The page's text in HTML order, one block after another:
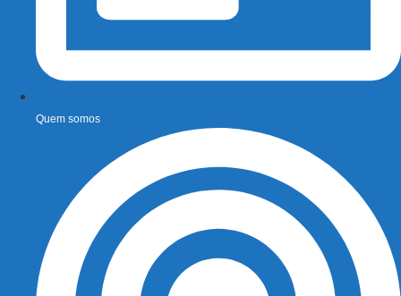
Quem somos